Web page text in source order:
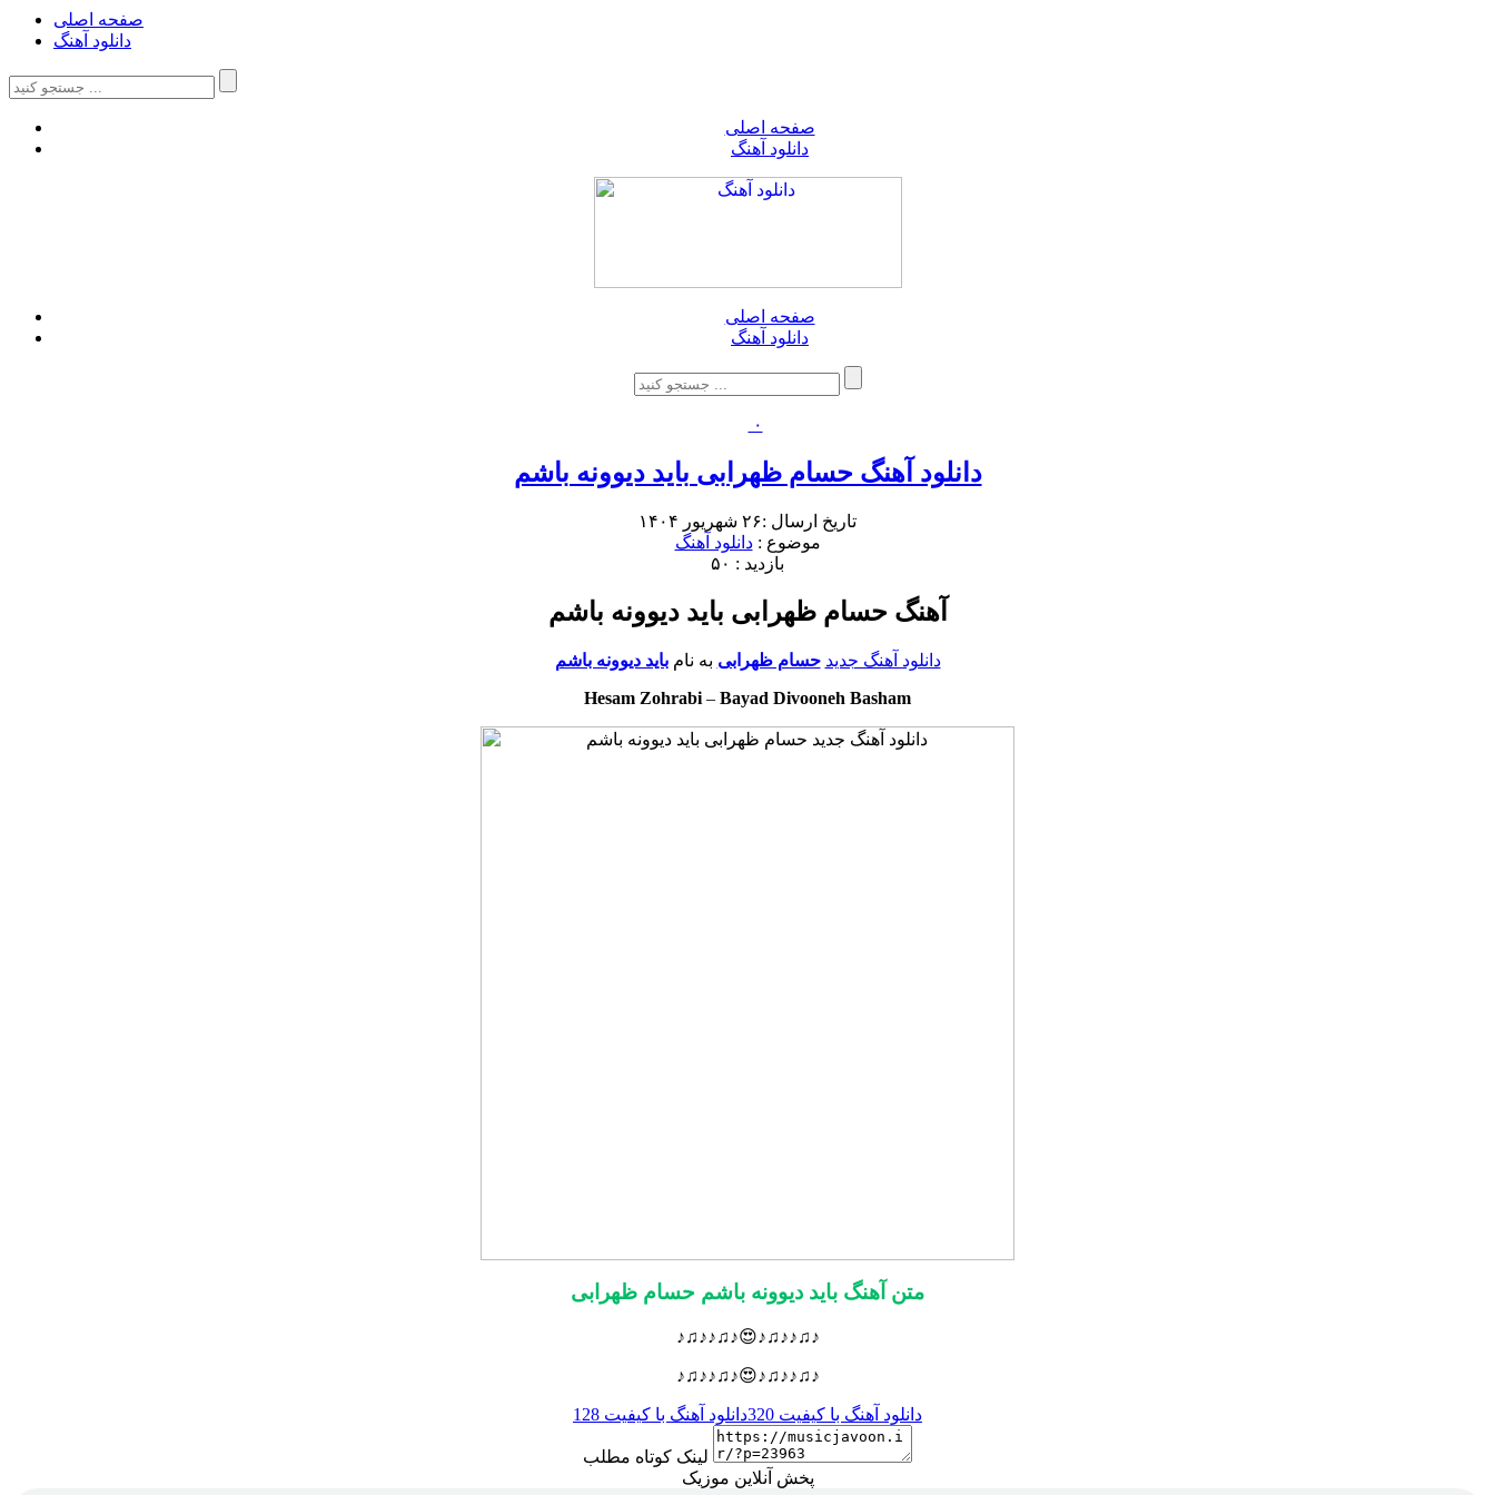
صفحه اصلی
دانلود آهنگ
صفحه اصلی
دانلود آهنگ
صفحه اصلی
دانلود آهنگ
۰
دانلود آهنگ حسام ظهرابی باید دیوونه باشم
تاریخ ارسال :۲۶ شهریور ۱۴۰۴
موضوع :دانلود آهنگ
بازدید : ۵۰
آهنگ حسام ظهرابی باید دیوونه باشم
دانلود آهنگ جدید حسام ظهرابی به نامباید دیوونه باشم
Hesam Zohrabi – Bayad Divooneh Basham
متن آهنگ باید دیوونه باشم حسام ظهرابی
♪♫♪♪♫♪😍♪♫♪♪♫♪
♪♫♪♪♫♪😍♪♫♪♪♫♪
دانلود آهنگ با کیفیت 320 دانلود آهنگ با کیفیت 128
لینک کوتاه مطلب
پخش آنلاین موزیک